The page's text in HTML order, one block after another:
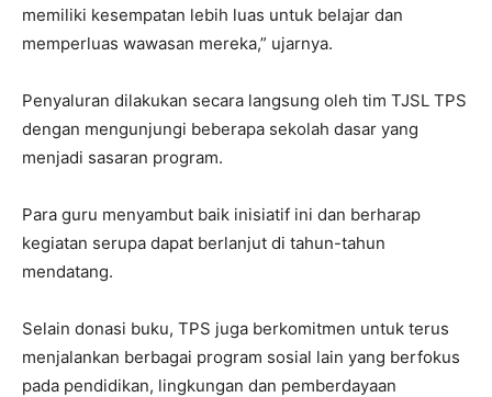
memiliki kesempatan lebih luas untuk belajar dan
memperluas wawasan mereka,” ujarnya.
Penyaluran dilakukan secara langsung oleh tim TJSL TPS
dengan mengunjungi beberapa sekolah dasar yang
menjadi sasaran program.
Para guru menyambut baik inisiatif ini dan berharap
kegiatan serupa dapat berlanjut di tahun-tahun
mendatang.
Selain donasi buku, TPS juga berkomitmen untuk terus
menjalankan berbagai program sosial lain yang berfokus
pada pendidikan, lingkungan dan pemberdayaan